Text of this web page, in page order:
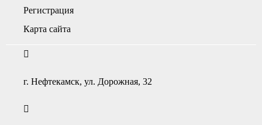
Регистрация
Карта сайта
г. Нефтекамск, ул. Дорожная, 32